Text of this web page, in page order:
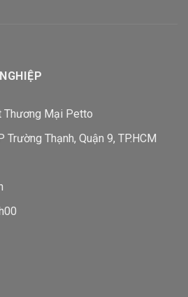
Thương Mại Petto
Trường Thạnh, Quận 9, TP.HCM